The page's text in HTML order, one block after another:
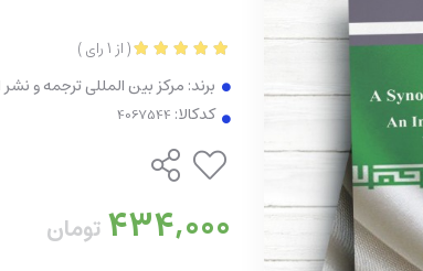
(از 1رای)
برند: مرکز بین المللی ترجمه و
کدکالا:
434,000 تومان